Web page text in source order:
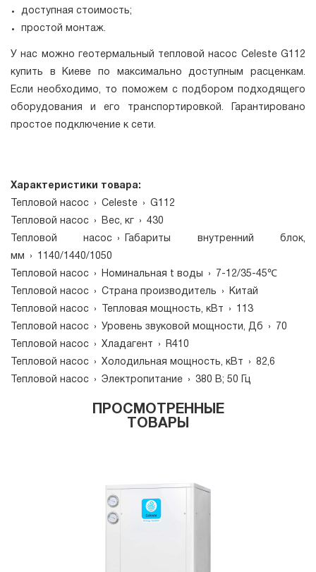
доступная стоимость;
простой монтаж.
У нас можно геотермальный тепловой насос Celeste G112
купить в Киеве по максимально доступным расценкам.
Если необходимо, то поможем с подбором подходящего
оборудования и его транспортировкой. Гарантировано
простое подключение к сети.
Характеристики товара:
Тепловой насос
› Celeste ›
G112
Тепловой насос
› Вес, кг ›
430
Тепловой насос
›
Габариты внутренний блок,
мм
›
1140/1440/1050
Тепловой насос
› Номинальная t воды ›
7-12/35-45℃
Тепловой насос
› Страна производитель ›
Китай
Тепловой насос
› Тепловая мощность, кВт ›
113
Тепловой насос
› Уровень звуковой мощности, Дб ›
70
Тепловой насос
› Хладагент ›
R410
Тепловой насос
› Холодильная мощность, кВт ›
82,6
Тепловой насос
› Электропитание › 380 В; 50 Гц
ПРОСМОТРЕННЫЕ
ТОВАРЫ